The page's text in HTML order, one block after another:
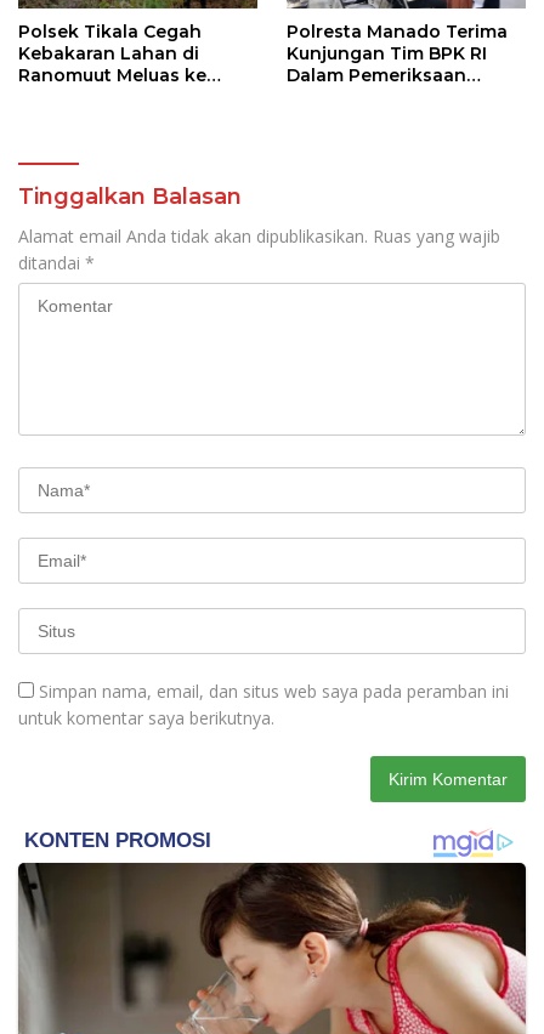
Polsek Tikala Cegah
Kebakaran Lahan di
Ranomuut Meluas ke
Polresta Manado Terima
Kunjungan Tim BPK RI
Dalam Pemeriksaan
Tinggalkan Balasan
Alamat email Anda tidak akan dipublikasikan. Ruas yang wajib
ditandai *
Simpan nama, email, dan situs web saya pada peramban ini
untuk komentar saya berikutnya.